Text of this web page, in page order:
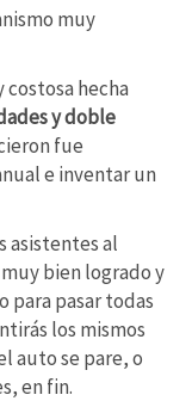
muy
costosa hecha
y doble
fue
e inventar un
asistentes al
bien logrado y
para pasar todas
los mismos
auto se pare, o
en fin.